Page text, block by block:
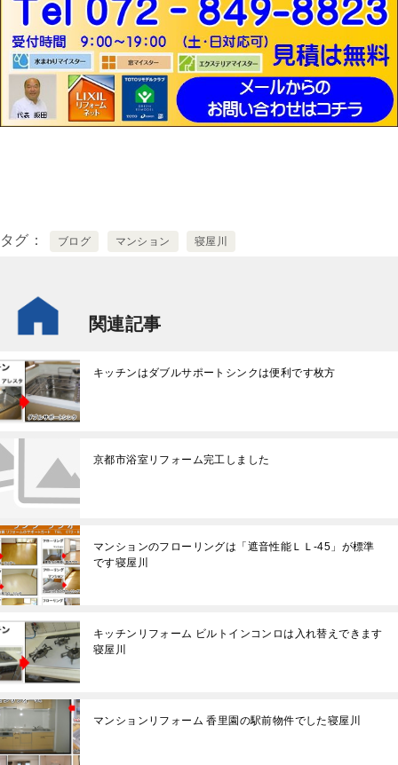
タグ ブログ マンション 寝屋川
関連記事
キッチンはダブルサポートシンクは便利です枚方
京都市浴室リフォーム完工しました
マンションのフローリングは「遮音性能ＬＬ-45」が標準
です寝屋川
キッチンリフォーム ビルトインコンロは入れ替えできます
寝屋川
マンションリフォーム 香里園の駅前物件でした寝屋川